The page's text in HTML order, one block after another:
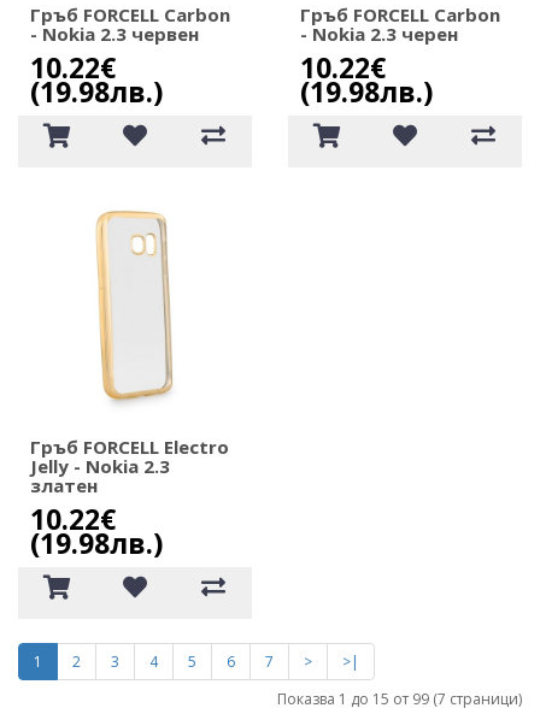
Гръб FORCELL Carbon
- Nokia 2.3 червен
10.22€
(19.98лв.)
Гръб FORCELL Carbon
- Nokia 2.3 черен
10.22€
(19.98лв.)
Гръб FORCELL Electro
Jelly - Nokia 2.3
златен
10.22€
(19.98лв.)
1 2 3 4 5 6 7 >
>|
Показва 1 до 15 от 99 (7 страници)